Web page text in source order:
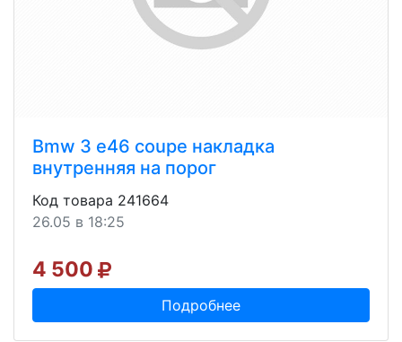
Bmw 3 e46 coupe накладка
внутренняя на порог
Код товара 241664
26.05 в 18:25
4 500
Подробнее